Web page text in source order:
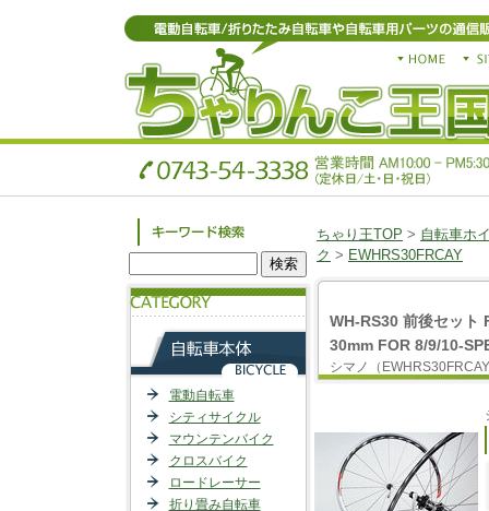
電動自転車
シティサイクル
マウンテンバイク
クロスバイク
ロードレーサー
折り畳み自転車
ちゃり王TOP > 自転車ホ
ク > EWHRS30FRCAY
WH-RS30 前後セット
30mm FOR 8/9/10-
シマノ（